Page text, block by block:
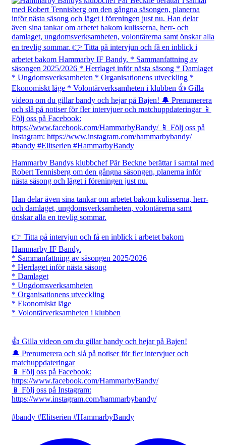
Hammarby Bandys klubbchef Pär Beckne berättar i samtal med
Robert Tennisberg om den gångna säsongen, planerna inför
nästa säsong och läget i föreningen just nu.
Han delar även sina tankar om arbetet bakom kulisserna, herr-
och damlaget, ungdomsverksamheten, volontärerna samt
önskar alla en trevlig sommar.
👉 Titta på intervjun och få en inblick i arbetet bakom
Hammarby IF Bandy.
* Sammanfattning av säsongen 2025/2026
* Herrlaget inför nästa säsong
* Damlaget
* Ungdomsverksamheten
* Organisationens utveckling
* Ekonomiskt läge
* Volontärverksamheten i klubben
👍 Gilla videon om du gillar bandy och hejar på Bajen!
🔔 Prenumerera och slå på notiser för fler intervjuer och
matchuppdateringar
📱 Följ oss på Facebook:
https://www.facebook.com/HammarbyBandy/
📱 Följ oss på Instagram:
https://www.instagram.com/hammarbybandy/
#bandy #Elitserien #HammarbyBandy